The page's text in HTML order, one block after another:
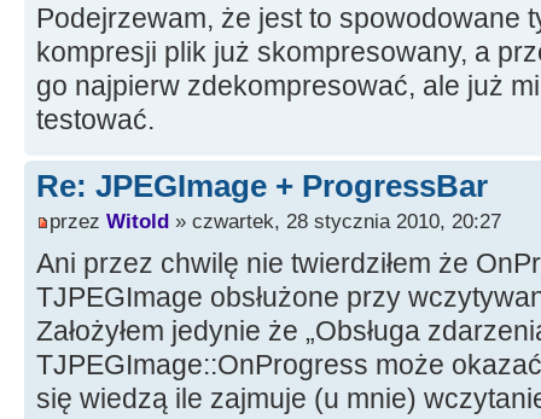
Podejrzewam, że jest to spowodowane
kompresji plik już skompresowany, a
go najpierw zdekompresować, ale już
testować.
Re: JPEGImage + ProgressBar
przez Witold » czwartek, 28 stycznia 2010, 20:27
Ani przez chwilę nie twierdziłem że
TJPEGImage obsłużone przy
Założyłem jedynie że „Obsługa
TJPEGImage::OnProgress może
się wiedzą ile zajmuje (u mnie)